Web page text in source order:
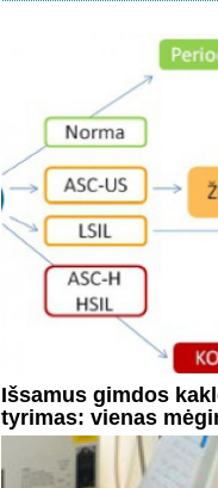
Išsamus gimdos
tyrimas: vienas